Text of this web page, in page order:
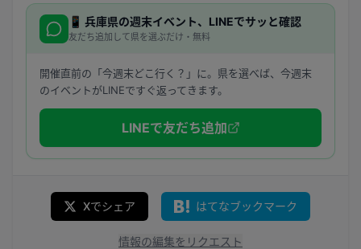
📱 兵庫県の週末イベント、LINEでサッと確認
友だち追加して県を選ぶだけ・無料
開催直前の「今週末どこ行く？」に。県を選べば、今週末
のイベントがLINEですぐ返ってきます。
LINEで友だち追加
Xでシェア はてなブックマーク
情報の編集をリクエスト